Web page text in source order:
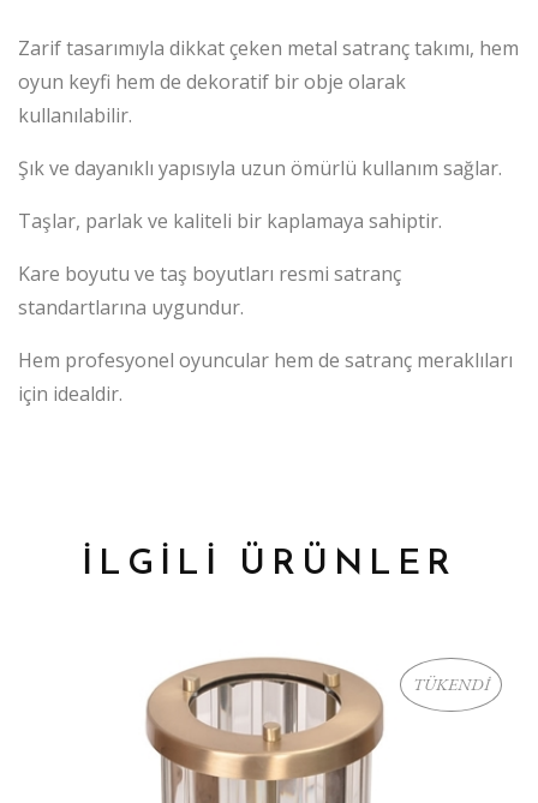
Zarif tasarımıyla dikkat çeken metal satranç takımı, hem
oyun keyfi hem de dekoratif bir obje olarak
kullanılabilir.
Şık ve dayanıklı yapısıyla uzun ömürlü kullanım sağlar.
Taşlar, parlak ve kaliteli bir kaplamaya sahiptir.
Kare boyutu ve taş boyutları resmi satranç
standartlarına uygundur.
Hem profesyonel oyuncular hem de satranç meraklıları
için idealdir.
İLGİLİ ÜRÜNLER
TÜKENDİ